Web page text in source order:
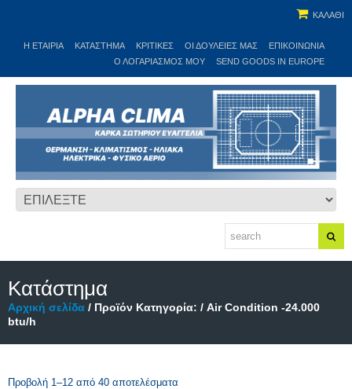
ΚΑΛΑΘΙ
Η ΕΤΑΙΡΊΑ ΚΑΤΆΣΤΗΜΑ ΚΡΙΤΙΚΕΣ ΟΙ ΔΟΥΛΕΙΈΣ ΜΑΣ
ΕΠΙΚΟΙΝΩΝΊΑ
Ο ΛΟΓΑΡΙΑΣΜΌΣ ΜΟΥ
SEND GOODS IN EUROPE
Κατάστημα
Αρχική σελίδα / Προϊόν Κατηγορία: / Air Condition -24.000
btu/h
Προβολή 1–12 από 40 αποτελέσματα